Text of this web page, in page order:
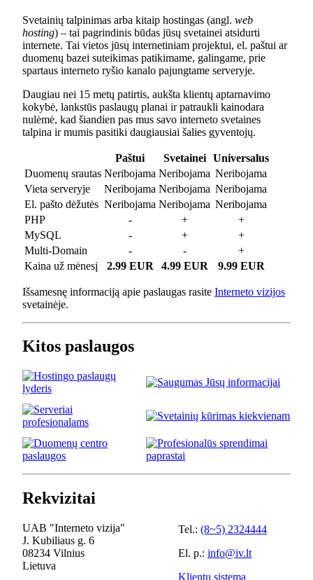
Svetainių talpinimas arba kitaip hostingas (angl. web
hosting) – tai pagrindinis būdas jūsų svetainei atsidurti
internete. Tai vietos jūsų internetiniam projektui, el. paštui ar
duomenų bazei suteikimas patikimame, galingame, prie
spartaus interneto ryšio kanalo pajungtame serveryje.
Daugiau nei 15 metų patirtis, aukšta klientų aptarnavimo
kokybė, lankstūs paslaugų planai ir patraukli kainodara
nulėmė, kad šiandien pas mus savo interneto svetaines
talpina ir mumis pasitiki daugiausiai šalies gyventojų.
Paštui Svetainei
Universalus
Duomenų srautas Neribojama Neribojama Neribojama
Vieta serveryje
Neribojama Neribojama Neribojama
El. pašto dėžutės Neribojama Neribojama Neribojama
PHP
- +
+
MySQL
- +
+
Multi-Domain
- -
+
Kaina už mėnesį
2.99 EUR 4.99 EUR 9.99 EUR
Išsamesnę informaciją apie paslaugas rasite Interneto vizijos
svetainėje.
Kitos paslaugos
Rekvizitai
UAB "Interneto vizija"
J. Kubiliaus g. 6
08234 Vilnius
Lietuva
Tel.: (8~5) 2324444
El. p.: info@iv.lt
Klientų sistema